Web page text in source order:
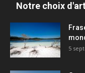
Notre choix
5